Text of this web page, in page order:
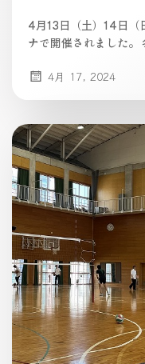
4月13日（土）14日（
ナで開催されました
4月 17, 2024